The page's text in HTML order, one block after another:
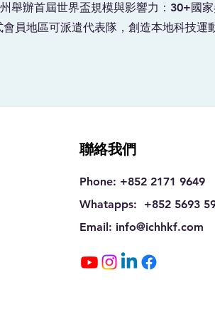
舉辦首屆世界盃規模與影響力：30+國家
員地區可派遣代表隊，創造本地科技運
聯絡我們
Phone: +852 2171 9649
Whatapps: +852 5693
Email: info@ichhkf.com